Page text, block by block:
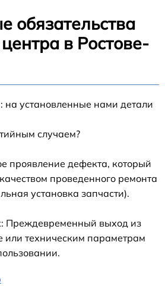
обязательства
в Ростове-
на установленные нами детали
случаем?
проявление дефекта, который
проведенного ремонта
установка запчасти).
Преждевременный выход из
или техническим параметрам